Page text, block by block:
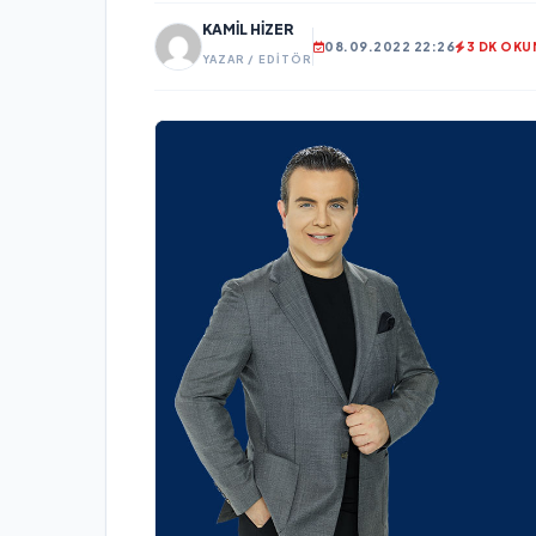
KAMIL HIZER
YAZAR / EDITÖR
08.09.2022 22:26 3 DK